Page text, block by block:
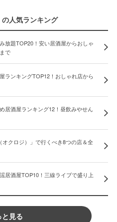
人気ランキング
放題TOP20！安い居酒屋からおしゃ
で
ランキングTOP12！おしゃれ店から
居酒屋ランキング12！昼飲みやせん
オクロジ）」で行くべき8つの店＆全
居酒屋TOP10！三線ライブで盛り上
と見る